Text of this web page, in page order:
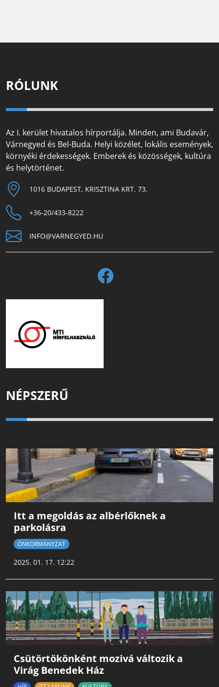
RÓLUNK
Az I. kerület hivatalos hírportálja. Minden, ami Budavár,
Várnegyed és Bel-Buda. Helyi közélet, lokális események,
környéki érdekességek. Emberek és közösségek, kultúra
és helytörténet.
1016 BUDAPEST, KRISZTINA KRT. 73.
+36-20/433-8222
INFO@VARNEGYED.HU
NÉPSZERŰ
Itt a megoldás az albérlőknek a
parkolásra
ÖNKORMÁNYZAT
2025. 01. 17. 12:22
Csütörtökönként mozivá változik a
Virág Benedek Ház